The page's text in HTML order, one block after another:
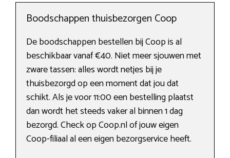
Boodschappen thuisbezorgen Coop
De boodschappen bestellen bij Coop is al
beschikbaar vanaf €40. Niet meer sjouwen met
zware tassen: alles wordt netjes bij je
thuisbezorgd op een moment dat jou dat
schikt. Als je voor 11:00 een bestelling plaatst
dan wordt het steeds vaker al binnen 1 dag
bezorgd. Check op Coop.nl of jouw eigen
Coop-filiaal al een eigen bezorgservice heeft.